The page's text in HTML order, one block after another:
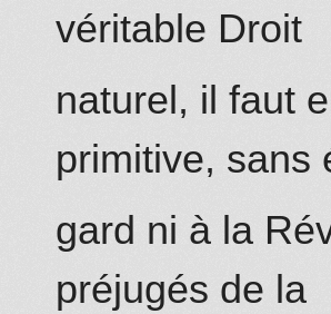
véritable Droit
naturel, il faut
primitive, sans
gard ni à la
préjugés de la